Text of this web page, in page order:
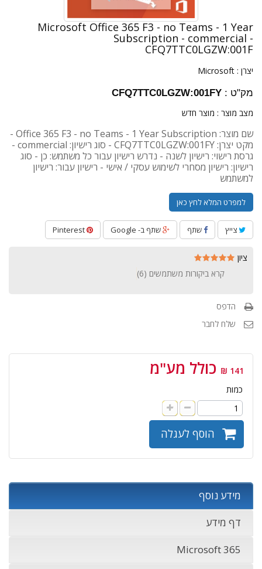
Microsoft Office 365 F3 - no Teams - 1 Year
Subscription - commercial -
CFQ7TTC0LGZW:001F
יצרן : Microsoft
מק"ט : CFQ7TTC0LGZW:001FY
מצב מוצר : מוצר חדש
שם מוצר: Office 365 F3 - no Teams - 1 Year Subscription -
מקט יצרן: CFQ7TTC0LGZW:001FY - סוג רישיון: commercial -
גרסת רישוי: רישיון לשנה - נדרש רישיון עבור כל משתמש: כן - סוג
רישיון: רישיון מסחרי לשימוש עסקי / אישי - רישיון עבור: רישיון
למשתמש
למפרט המלא לחץ כאן
צייץ שתף שתף ב- Google
ציון
קרא ביקורות משתמשים (6
)
הדפס
שלח לחבר
141 ₪ כולל מע"מ
כמות
הוסף לעגלה
מידע נוסף
דף מידע
Microsoft 365